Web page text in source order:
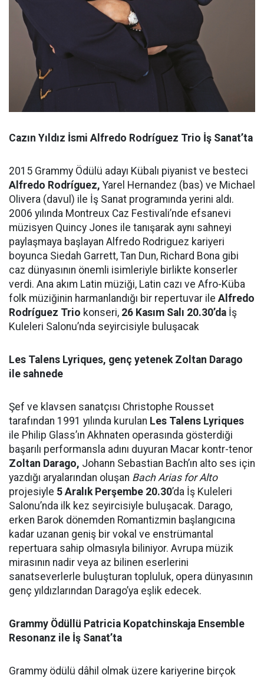
Cazın Yıldız İsmi Alfredo Rodríguez Trio İş Sanat’ta
2015 Grammy Ödülü adayı Kübalı piyanist ve besteci
Alfredo Rodríguez, Yarel Hernandez (bas) ve Michael
Olivera (davul) ile İş Sanat programında yerini aldı.
2006 yılında Montreux Caz Festivali’nde efsanevi
müzisyen Quincy Jones ile tanışarak aynı sahneyi
paylaşmaya başlayan Alfredo Rodriguez kariyeri
boyunca Siedah Garrett, Tan Dun, Richard Bona gibi
caz dünyasının önemli isimleriyle birlikte konserler
verdi. Ana akım Latin müziği, Latin cazı ve Afro-Küba
folk müziğinin harmanlandığı bir repertuvar ile Alfredo
Rodríguez Trio konseri, 26 Kasım Salı 20.30’da İş
Kuleleri Salonu’nda seyircisiyle buluşacak
Les Talens Lyriques, genç yetenek Zoltan Darago
ile sahnede
Şef ve klavsen sanatçısı Christophe Rousset
tarafından 1991 yılında kurulan Les Talens Lyriques
ile Philip Glass’ın Akhnaten operasında gösterdiği
başarılı performansla adını duyuran Macar kontr-tenor
Zoltan Darago, Johann Sebastian Bach’ın alto ses için
yazdığı aryalarından oluşan Bach Arias for Alto
projesiyle 5 Aralık Perşembe 20.30’da İş Kuleleri
Salonu’nda ilk kez seyircisiyle buluşacak. Darago,
erken Barok dönemden Romantizmin başlangıcına
kadar uzanan geniş bir vokal ve enstrümantal
repertuara sahip olmasıyla biliniyor. Avrupa müzik
mirasının nadir veya az bilinen eserlerini
sanatseverlerle buluşturan topluluk, opera dünyasının
genç yıldızlarından Darago’ya eşlik edecek.
Grammy Ödüllü Patricia Kopatchinskaja Ensemble
Resonanz ile İş Sanat’ta
Grammy ödülü dâhil olmak üzere kariyerine birçok